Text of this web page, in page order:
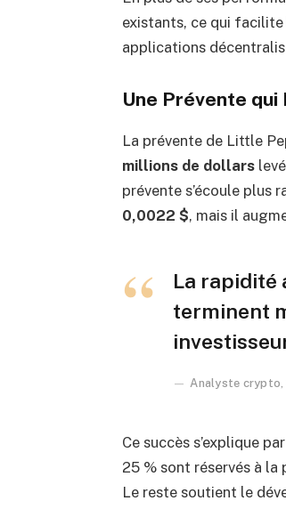
existants, ce qui
applications
Une Prévente qui
La prévente de Little
millions de dollars
prévente s’écoule plus
0,0022 $, mais il
La rapidité
terminent
Analyste
Ce succès s’explique
25 % sont réservés à
Le reste soutient le